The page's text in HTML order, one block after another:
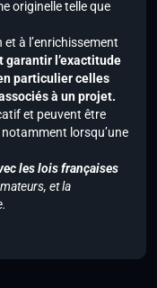
originelle telle que
à l’enrichissement
garantir l’exactitude
particulier celles
à un projet.
et peuvent être
lorsqu’une
les lois françaises
et la